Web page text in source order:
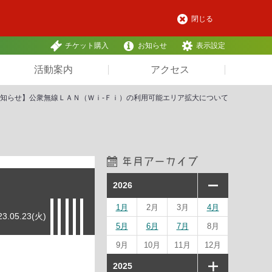
閉じる
チケット購入 お知らせ 表示設定
活動案内 アクセス
らせ】公衆無線ＬＡＮ（Ｗｉ-Ｆｉ）の利用可能エリア拡大について
火)
2026
1月 2月 3月 4月
5月 6月 7月 8月
9月 10月 11月 12月
2025